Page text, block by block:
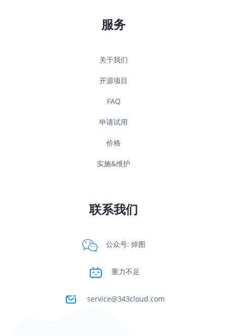
服务
关于我们
开源项目
FAQ
申请试用
价格
实施&维护
联系我们
公众号: 焯图
重力不足
service@343cloud.com